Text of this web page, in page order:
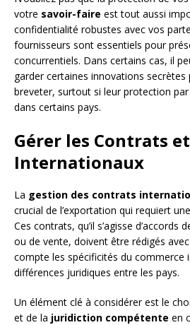
votre savoir-faire est tout aussi
confidentialité robustes avec vos
fournisseurs sont essentiels pour
concurrentiels. Dans certains cas, il
garder certaines innovations secrètes
breveter, surtout si leur protection par
dans certains pays.
Gérer les Contrats
Internationaux
La gestion des contrats
crucial de l’exportation qui requiert
Ces contrats, qu’il s’agisse d’accords
ou de vente, doivent être rédigés
compte les spécificités du commerce
différences juridiques entre les pays.
Un élément clé à considérer est le
et de la juridiction compétente en